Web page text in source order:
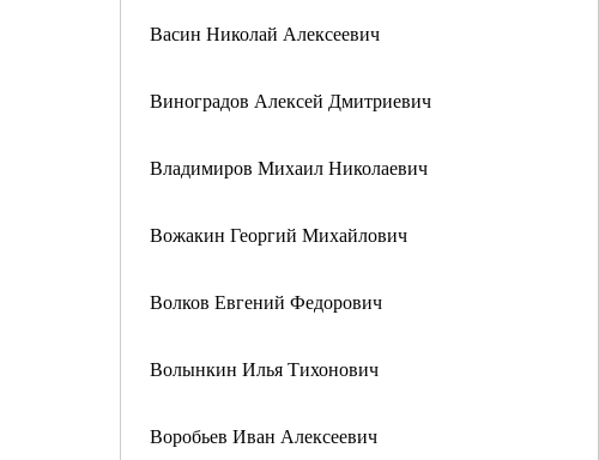
Васин Николай Алексеевич
Виноградов Алексей Дмитриевич
Владимиров Михаил Николаевич
Вожакин Георгий Михайлович
Волков Евгений Федорович
Волынкин Илья Тихонович
Воробьев Иван Алексеевич